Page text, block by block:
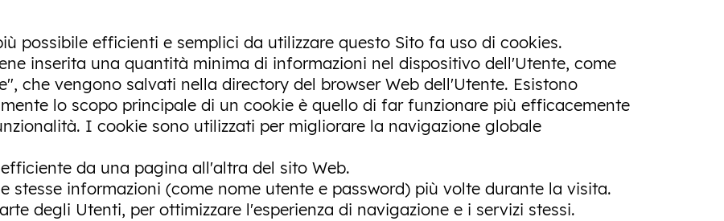
possibile efficienti e semplici da utilizzare questo Sito fa uso di cookies.
inserita una quantità minima di informazioni nel dispositivo dell'Utente, come
che vengono salvati nella directory del browser Web dell'Utente. Esistono
lo scopo principale di un cookie è quello di far funzionare più efficacemente
I cookie sono utilizzati per migliorare la navigazione globale
da una pagina all'altra del sito Web.
stesse informazioni (come nome utente e password) più volte durante la visita.
degli Utenti, per ottimizzare l'esperienza di navigazione e i servizi stessi.